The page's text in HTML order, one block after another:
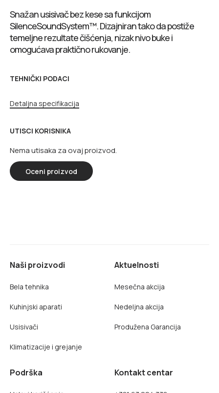
Snažan usisivač bez kese sa funkcijom
SilenceSoundSystem™. Dizajniran tako da postiže
temeljne rezultate čišćenja, nizak nivo buke i
omogućava praktično rukovanje.
TEHNIČKI PODACI
Detaljna specifikacija
UTISCI KORISNIKA
Nema utisaka za ovaj proizvod.
Oceni proizvod
Naši proizvodi
Bela tehnika
Kuhinjski aparati
Usisivači
Klimatizacije i grejanje
Aktuelnosti
Mesečna akcija
Nedeljna akcija
Produžena Garancija
Podrška Kontakt centar